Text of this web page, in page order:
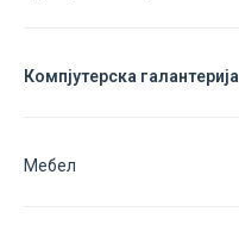
Компјутерска галантерија
Мебел